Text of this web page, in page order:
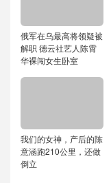
俄军在乌最高将领疑被
解职 德云社艺人陈霄
华裸闯女生卧室
我们的女神，产后的陈
意涵跑210公里，还做
倒立